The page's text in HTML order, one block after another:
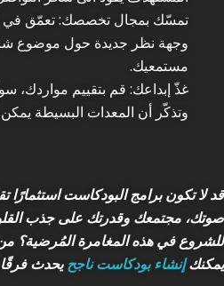
تمسّك بمجال تخصصك: تعمّق في
وجهة نظر جديدة حول موضوع
مستمعيك.
غذّ إبداعك: قم بتقييم مواردك،
وتذكّر أن المعدات البسيطة
قد لا تكون برامج البودكاست استثمارًا
صوتك، مجتمعك وقدرتك على جذب
للشروع في هذه المغامرة المُرضية؟ من
يمكنكإنشاء بودكاست ناجحيحدث